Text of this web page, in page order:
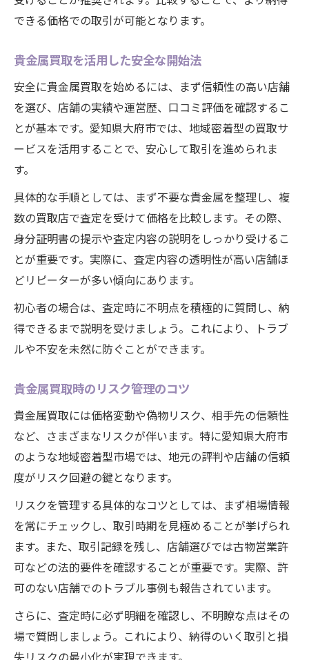
できる価格での取引が可能となります。
貴金属買取を活用した安全な開始法
安全に貴金属買取を始めるには、まず信頼性の高い店舗
を選び、店舗の実績や運営歴、口コミ評価を確認するこ
とが基本です。愛知県大府市では、地域密着型の買取サ
ービスを活用することで、安心して取引を進められま
す。
具体的な手順としては、まず不要な貴金属を整理し、複
数の買取店で査定を受けて価格を比較します。その際、
身分証明書の提示や査定内容の説明をしっかり受けるこ
とが重要です。実際に、査定内容の透明性が高い店舗ほ
どリピーターが多い傾向にあります。
初心者の場合は、査定時に不明点を積極的に質問し、納
得できるまで説明を受けましょう。これにより、トラブ
ルや不安を未然に防ぐことができます。
貴金属買取時のリスク管理のコツ
貴金属買取には価格変動や偽物リスク、相手先の信頼性
など、さまざまなリスクが伴います。特に愛知県大府市
のような地域密着型市場では、地元の評判や店舗の信頼
度がリスク回避の鍵となります。
リスクを管理する具体的なコツとしては、まず相場情報
を常にチェックし、取引時期を見極めることが挙げられ
ます。また、取引記録を残し、店舗選びでは古物営業許
可などの法的要件を確認することが重要です。実際、許
可のない店舗でのトラブル事例も報告されています。
さらに、査定時に必ず明細を確認し、不明瞭な点はその
場で質問しましょう。これにより、納得のいく取引と損
失リスクの最小化が実現できます。